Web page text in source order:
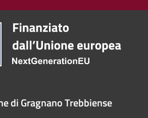
di Gragnano Trebbiense